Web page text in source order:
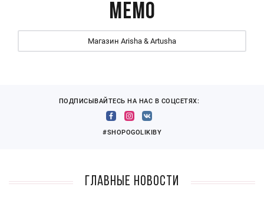
Memo
Магазин Arisha & Artusha
ПОДПИСЫВАЙТЕСЬ НА НАС В СОЦСЕТЯХ:
#SHOPOGOLIKIBY
Главные новости